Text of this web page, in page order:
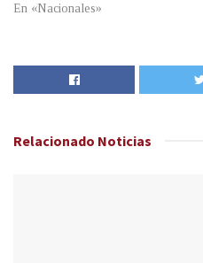
En «Nacionales»
Relacionado Noticias